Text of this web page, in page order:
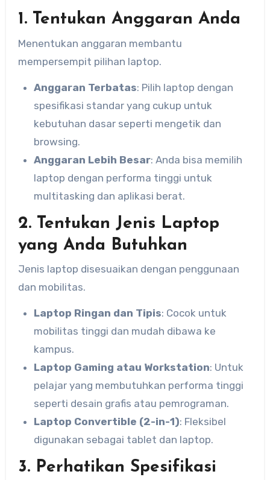
1. Tentukan Anggaran Anda
Menentukan anggaran membantu
mempersempit pilihan laptop.
Anggaran Terbatas: Pilih laptop dengan
spesifikasi standar yang cukup untuk
kebutuhan dasar seperti mengetik dan
browsing.
Anggaran Lebih Besar: Anda bisa memilih
laptop dengan performa tinggi untuk
multitasking dan aplikasi berat.
2. Tentukan Jenis Laptop
yang Anda Butuhkan
Jenis laptop disesuaikan dengan penggunaan
dan mobilitas.
Laptop Ringan dan Tipis: Cocok untuk
mobilitas tinggi dan mudah dibawa ke
kampus.
Laptop Gaming atau Workstation: Untuk
pelajar yang membutuhkan performa tinggi
seperti desain grafis atau pemrograman.
Laptop Convertible (2-in-1): Fleksibel
digunakan sebagai tablet dan laptop.
3. Perhatikan Spesifikasi